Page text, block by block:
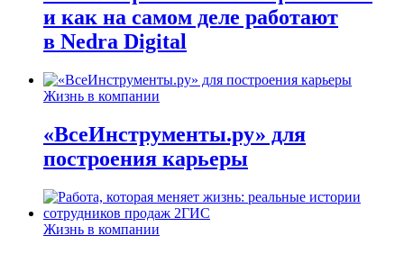
и как на самом деле работают
в Nedra Digital
Жизнь в компании
«ВсеИнструменты.ру» для
построения карьеры
Жизнь в компании